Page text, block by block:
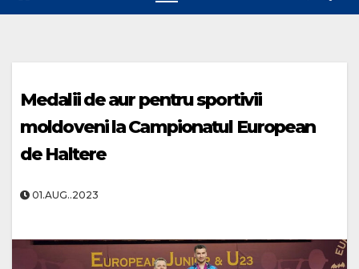
Medalii de aur pentru sportivii
moldoveni la Campionatul European
de Haltere
01.AUG..2023